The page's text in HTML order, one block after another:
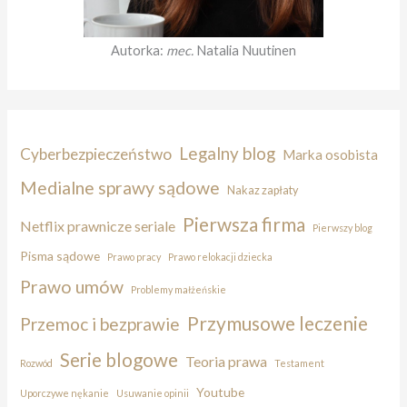
Autorka: mec. Natalia Nuutinen
Cyberbezpieczeństwo Legalny blog Marka osobista
Medialne sprawy sądowe Nakaz zapłaty
Netflix prawnicze seriale Pierwsza firma Pierwszy blog
Pisma sądowe Prawo pracy Prawo relokacji dziecka
Prawo umów Problemy małżeńskie
Przemoc i bezprawie Przymusowe leczenie
Rozwód Serie blogowe Teoria prawa Testament
Uporczywe nękanie Usuwanie opinii Youtube